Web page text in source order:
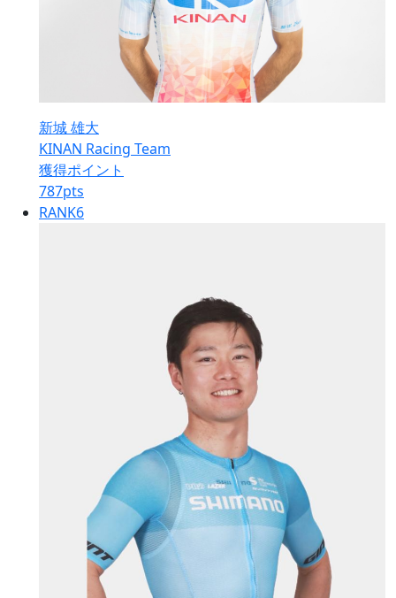
新城 雄大
KINAN Racing Team
獲得ポイント
787pts
RANK6